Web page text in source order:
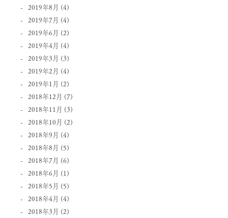
2019年8月 (4)
2019年7月 (4)
2019年6月 (2)
2019年4月 (4)
2019年3月 (3)
2019年2月 (4)
2019年1月 (2)
2018年12月 (7)
2018年11月 (3)
2018年10月 (2)
2018年9月 (4)
2018年8月 (5)
2018年7月 (6)
2018年6月 (1)
2018年5月 (5)
2018年4月 (4)
2018年3月 (2)